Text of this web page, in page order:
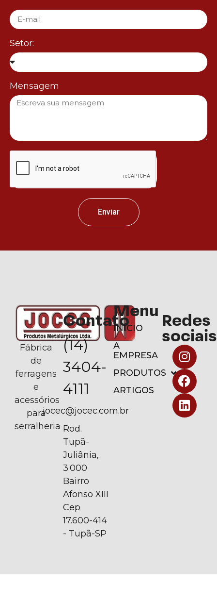
Setor:
Mensagem
Enviar
Fábrica
de
ferragens
e
acessórios
para
serralheria
Contato
(14)
3404-
4111
jocec@jocec.com.br
Rod.
Tupã-
Juliânia,
3.000
Bairro
Afonso XIII
Cep
17.600-414
- Tupã-SP
Menu
INÍCIO
A
EMPRESA
PRODUTOS
ARTIGOS
Redes
sociais